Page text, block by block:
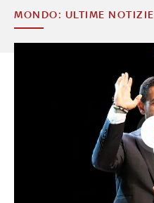
MONDO: ULTIME NOTIZIE